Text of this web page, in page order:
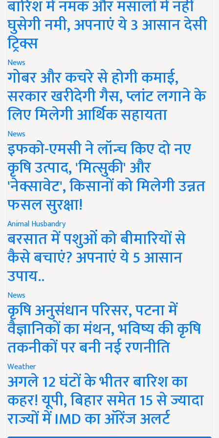
बारिश में नमक और मसालों में नहीं
घुसेगी नमी, अपनाएं ये 3 आसान देसी
ट्रिक्स
News
गोबर और कचरे से होगी कमाई,
सरकार खरीदेगी गैस, प्लांट लगाने के
लिए मिलेगी आर्थिक सहायता
News
इफको-एमसी ने लॉन्च किए दो नए
कृषि उत्पाद, 'मित्सुकी' और
'नेक्सावेट', किसानों को मिलेगी उन्नत
फसल सुरक्षा!
Animal Husbandry
बरसात में पशुओं को बीमारियों से
कैसे बचाएं? अपनाएं ये 5 आसान
उपाय..
News
कृषि अनुसंधान परिसर, पटना में
वैज्ञानिकों का मंथन, भविष्य की कृषि
तकनीकों पर बनी नई रणनीति
Weather
अगले 12 घंटों के भीतर बारिश का
कहर! यूपी, बिहार समेत 15 से ज्यादा
राज्यों में IMD का ऑरेंज अलर्ट